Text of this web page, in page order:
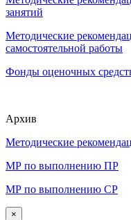
занятий
Методические
самостоятельной работы
Фонды оценочных
Архив
Методические
МР по выполнению ПР
МР по выполнению СР
×